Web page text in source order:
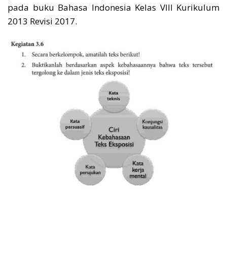
pada buku Bahasa Indonesia Kelas VIII Kurikulum
2013 Revisi 2017.